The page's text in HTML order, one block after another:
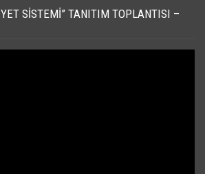
SISTEMI” TANITIM TOPLANTISI –